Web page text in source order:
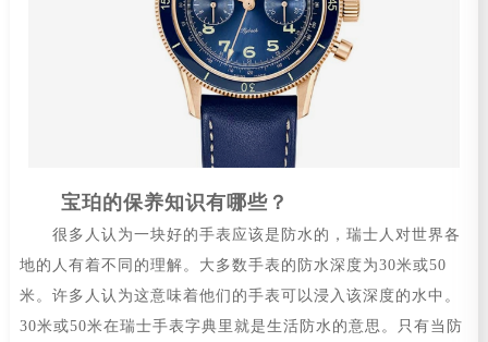
宝珀的保养知识有哪些？
很多人认为一块好的手表应该是防水的，瑞士人对世界各
地的人有着不同的理解。大多数手表的防水深度为30米或50
米。许多人认为这意味着他们的手表可以浸入该深度的水中。
30米或50米在瑞士手表字典里就是生活防水的意思。只有当防